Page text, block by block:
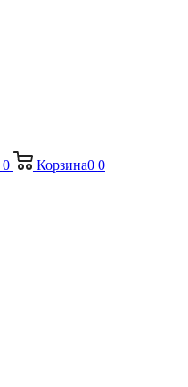
0 Корзина0 0